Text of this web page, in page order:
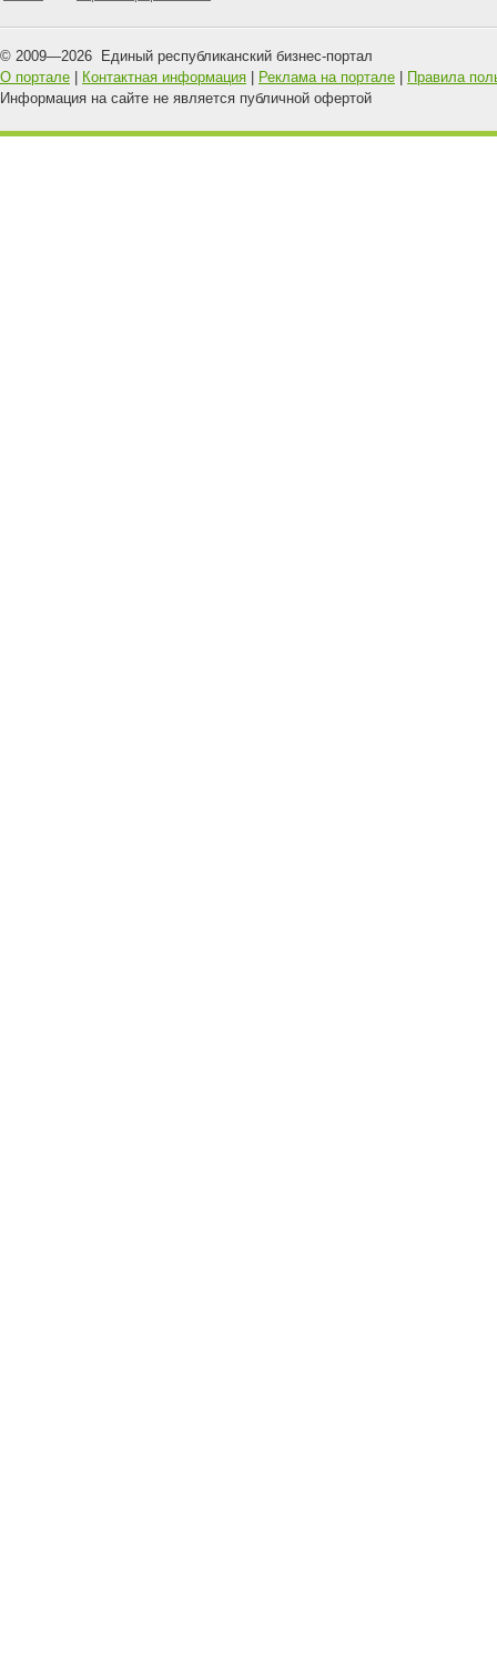
© 2009—2026 Единый республиканский бизнес-портал
О портале
Контактная информация Реклама на портале
Правила
Информация на сайте не является публичной офертой